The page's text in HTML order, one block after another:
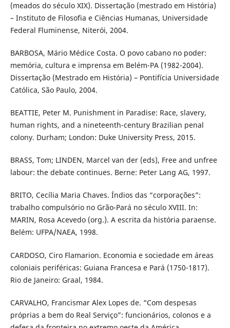
(meados do século XIX). Dissertação (mestrado em História)
– Instituto de Filosofia e Ciências Humanas, Universidade
Federal Fluminense, Niterói, 2004.
BARBOSA, Mário Médice Costa. O povo cabano no poder:
memória, cultura e imprensa em Belém-PA (1982-2004).
Dissertação (Mestrado em História) – Pontifícia Universidade
Católica, São Paulo, 2004.
BEATTIE, Peter M. Punishment in Paradise: Race, slavery,
human rights, and a nineteenth-century Brazilian penal
colony. Durham; London: Duke University Press, 2015.
BRASS, Tom; LINDEN, Marcel van der (eds), Free and unfree
labour: the debate continues. Berne: Peter Lang AG, 1997.
BRITO, Cecília Maria Chaves. Índios das “corporações”:
trabalho compulsório no Grão-Pará no século XVIII. In:
MARIN, Rosa Acevedo (org.). A escrita da história paraense.
Belém: UFPA/NAEA, 1998.
CARDOSO, Ciro Flamarion. Economia e sociedade em áreas
coloniais periféricas: Guiana Francesa e Pará (1750-1817).
Rio de Janeiro: Graal, 1984.
CARVALHO, Francismar Alex Lopes de. “Com despesas
próprias a bem do Real Serviço”: funcionários, colonos e a